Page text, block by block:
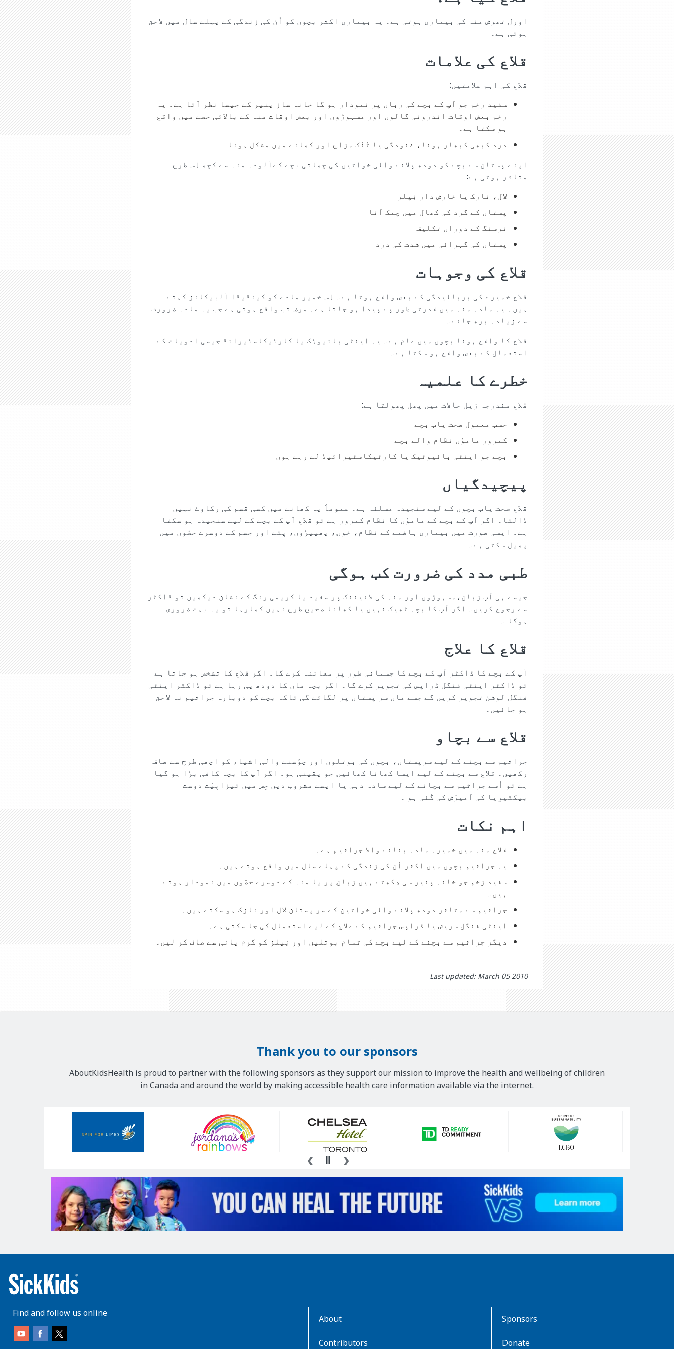
اورل تھرش منہ کی بیماری ہوتی ہے۔ یہ بیماری اکثر بچوں کو اُن کی زندگی کے پہلے سال میں لاحق
ہوتی ہے۔
قلاع کی علامات
قلاع کی اہم علامتیں:
سفید زخم جو آپ کے بچے کی زبان پر نمودار ہو گا خانہ ساز پنیر کے جیسا نظر آتا ہے۔ یہ
زخم بعض اوقات اندرونی گالوں اور مسہوڑوں اور بعض اوقات منہ کے بالائی حصے میں واقع
ہو سکتا ہے۔
درد کبھی کبھار ہونا، غنودگی یا تُنُک مزاج اور کھانے میں مشکل ہونا
اپنے پستان سے بچے کو دودھ پلانے والی خواتیں کی چھاتی بچے کےآلودہ منہ سے کچھ اِس طرح
متاثر ہوتی ہے:
لال، نازک یا خارش دار نِپلز
پستان کے گرد کی کھال میں چمک آنا
نرسنگ کے دوران تکلیف
پستان کی گہرائی میں شدت کی درد
قلاع کی وجوہات
قلاع خمیرے کی بربالیدگی کے بعص واقع ہوتا ہے۔ اِس خمیر مادے کو کینڈیڈا آلبیکانز کہتے
ہیں۔ یہ مادہ منہ میں قدرتی طور پے پیدا ہو جاتا ہے۔ مرض تب واقع ہوتی ہے جب یہ مادہ ضرورت
سے زیادہ برھ جائے۔
قلاع کا واقع ہونا بچوں میں عام ہے۔ یہ اینٹی بائیوٹِک یا کارٹیکاسٹیرائڈ جیسی ادویات کے
استعمال کے بعص واقع ہو سکتا ہے۔
خطرے کا علمیہ
قلاع مندرجہ زیل حالات میں پھل پھولتا ہے:
حسب معمول صحت یاب بچے
کمزور ماموُن نظام والے بچے
بچے جو اینٹی بائیوٹیک یا کارٹیکاسٹیرائیڈ لے رہے ہوں
پیچیدگیاں
قلاع صحت یاب بچوں کے لیے سنجیدہ مسلئہ ہے۔ عموماً یہ کھانے میں کسی قسم کی رکاوٹ نہیں
ڈالتا۔ اگر آپ کے بچے کے ماموُن کا نظام کمزور ہے تو قلاع آپ کے بچے کے لیے سنجیدہ ہو سکتا
ہے۔ ایسی صورت میں بیماری ہاضمے کے نظام، خون، پھیپڑوں، پِتے اور جسم کے دوسرے حصّوں میں
پھیل سکتی ہے۔
طبی مدد کی ضرورت کب ہوگی
جیسے ہی آپ زبان،مسہوڑوں اور منہ کی لائیننگ پر سفید یا کریمی رنگ کے نشان دیکھیں تو ڈاکٹر
سے رجوع کریں۔ اگر آپ کا بچہ ٹھیک نہیں یا کھانا صحیح طرح نہیں کھارہا تو یہ بہت ضروری
ہوگا ۔
قلاع کا علاج
آپ کے بچے کا ڈاکٹر آپ کے بچے کا جسمانی طور پر معائنہ کرے گا۔ اگر قلاع کا تشخص ہو جاتا ہے
تو ڈاکٹر اینٹی فنگل ڈراپس کی تجویز کرے گا۔ اگر بچہ ماں کا دودھ پی رہا ہے تو ڈاکٹر اینٹی
فنگل لوشن تجویز کریں گے جسے ماں سر پستان پر لگائے گی تاکہ بچے کو دوبارہ جراثیم نہ لاحق
ہو جائیں۔
قلاع سے بچاو
جراثیم سے بچنے کے لیے سرپستان، بچوں کی بوتلوں اور چوُسنے والی اشیاء کو اچھی طرح سے صاف
رکھیں۔ قلاع سے بچنے کے لیے ایسا کھانا کھائیں جو یقینی ہو۔ اگر آپ کا بچہ کافی بڑا ہو گیا
ہے تو اُسے جراثیم سے بچانے کے لیے سادہ دہی یا ایسے مشروب دیں جِس ميں تيزابِيَت دوست
بيکٹيرِيا کی آميزَش کی گَئی ہو ۔
اہم نکات
قلاع منہ میں خمیرہ مادہ بنانے والا جراثیم ہے۔
یہ جراثیم بچوں میں اکثر اُن کی زندگی کے پہلے سال میں واقع ہوتے ہیں۔
سفید زخم جو خانہ پنیر سی دِکھتے ہیں زبان پر یا منہ کے دوسرے حصّوں میں نمودار ہوتے
ہیں۔
جراثیم سے متاثر دودھ پلانے والی خواتین کے سر پستان لال اور نازک ہو سکتے ہیں۔
اینٹی فنگل سریش یا ڈراپس جراثیم کے علاج کے لیے استعمال کی جا سکتی ہے۔
دیگر جراثیم سے بچنے کے لیے بچے کی تمام بوتلیں اور نِپلز کو گرم پانی سے صاف کر لیں۔
Last updated: March 05 2010
Thank you to our sponsors
AboutKidsHealth is proud to partner with the following sponsors as they support our mission to improve the health and wellbeing of children
in Canada and around the world by making accessible health care information available via the internet.
Find and follow us online
About
Contributors
Sponsors
Donate